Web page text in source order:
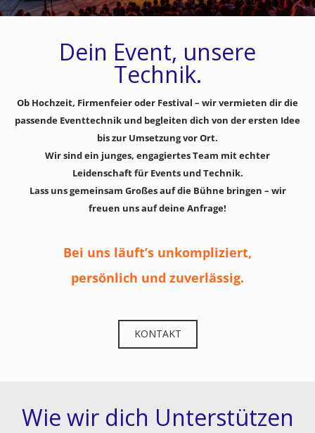
Dein Event, unsere
Technik.
Ob Hochzeit, Firmenfeier oder Festival – wir vermieten dir die
passende Eventtechnik und begleiten dich von der ersten Idee
bis zur Umsetzung vor Ort.
Wir sind ein junges, engagiertes Team mit echter
Leidenschaft für Events und Technik.
Lass uns gemeinsam Großes auf die Bühne bringen – wir
freuen uns auf deine Anfrage!
Bei uns läuft’s unkompliziert,
persönlich und zuverlässig.
KONTAKT
Wie wir dich Unterstützen